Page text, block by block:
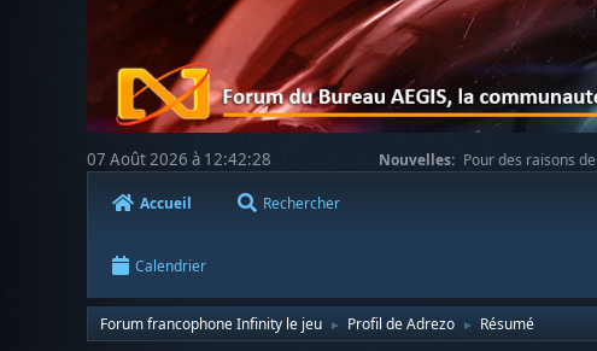
07 Août 2026 à 12:42:28 Nouvelles: Pour des raisons
Accueil
Rechercher
Calendrier
Forum francophone Infinity le jeu ► Profil de Adrezo ► Résumé